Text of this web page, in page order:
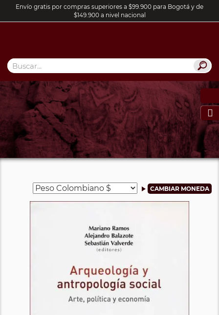
Envío gratis por compras superiores a $99.900 para Bogotá y de
$149.900 a nivel nacional
